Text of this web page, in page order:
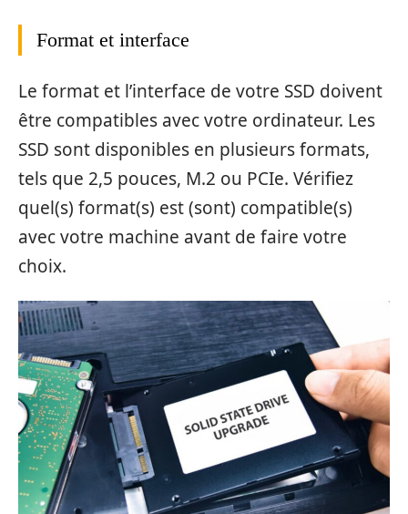
Format et interface
Le format et l’interface de votre SSD doivent
être compatibles avec votre ordinateur. Les
SSD sont disponibles en plusieurs formats,
tels que 2,5 pouces, M.2 ou PCIe. Vérifiez
quel(s) format(s) est (sont) compatible(s)
avec votre machine avant de faire votre
choix.